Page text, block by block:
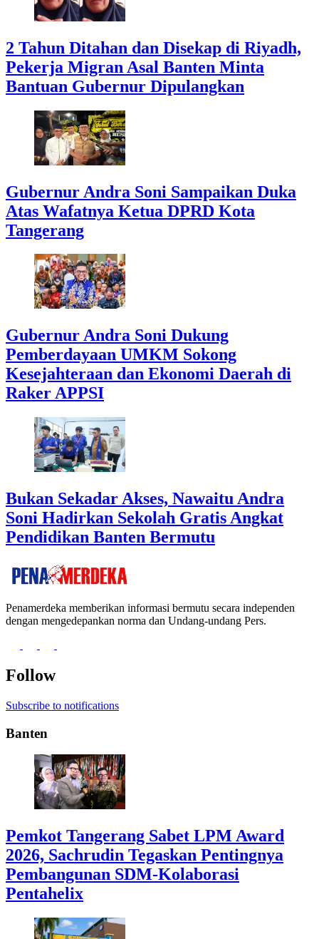
2 Tahun Ditahan dan Disekap di Riyadh,
Pekerja Migran Asal Banten Minta
Bantuan Gubernur Dipulangkan
Gubernur Andra Soni Sampaikan Duka
Atas Wafatnya Ketua DPRD Kota
Tangerang
Gubernur Andra Soni Dukung
Pemberdayaan UMKM Sokong
Kesejahteraan dan Ekonomi Daerah di
Raker APPSI
Bukan Sekadar Akses, Nawaitu Andra
Soni Hadirkan Sekolah Gratis Angkat
Pendidikan Banten Bermutu
Penamerdeka memberikan informasi bermutu secara independen
dengan mengedepankan norma dan Undang-undang Pers.
Follow
Subscribe to notifications
Banten
Pemkot Tangerang Sabet LPM Award
2026, Sachrudin Tegaskan Pentingnya
Pembangunan SDM-Kolaborasi
Pentahelix